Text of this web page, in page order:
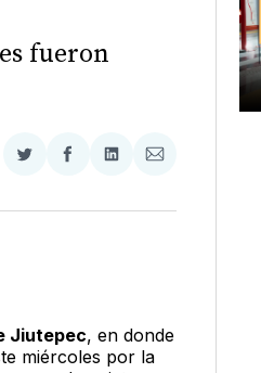
fueron
Compartir
Twitter
Compartir
Facebook
Compartir
LinkedIn
Compartir
Email
Jiutepec, en donde
miércoles por la